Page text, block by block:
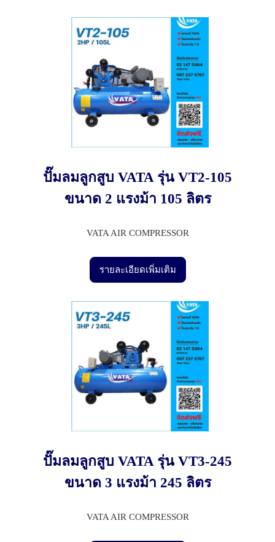
ปั๊มลมลูกสูบ VATA รุ่น VT2-105
ขนาด 2 แรงม้า 105 ลิตร
VATA AIR COMPRESSOR
รายละเอียดเพิ่มเติม
ปั๊มลมลูกสูบ VATA รุ่น VT3-245
ขนาด 3 แรงม้า 245 ลิตร
VATA AIR COMPRESSOR